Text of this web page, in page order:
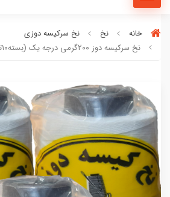
خانه نخ
نخ سرکیسه دوزی
نخ سرکیسه دوز 200گرمی درجه یک (بسته۱۰تای) خرید کارتنی قیمت کمتر می باشد